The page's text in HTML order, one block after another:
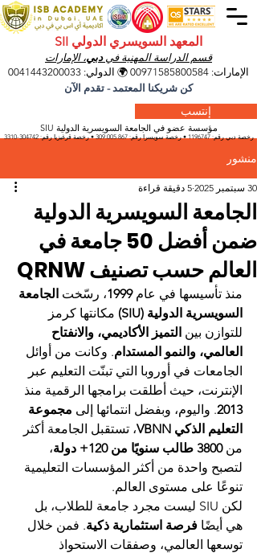
المعهد السويسري الدولي SII
قسم الدراسة المهنية فيدبي، الإمارات
إنتسب
مؤسسة عضو في الجامعة السويسرية الدولية SIU
رخصة دبي رقم:1196747• رخصة سويسرا رقم:309.005.867• رخصة قرغيزيارقم:304742-3310
الإمارات: 00971585800584 🌍 الدولي: 0041443200033
كن شريكنا المعتمد - تقدم الآن
منشور
الجامعة السويسرية الدولية
ضمن أفضل 50 جامعة في
العالم حسب تصنيف QRNW
30 سبتمبر 2025 5 دقيقة قراءة
منذ تأسيسها في عام 1999، رسّخت الجامعة
السويسرية الدولية (SIU)
مكانتها كرمز
للتوازن بين التميز الأكاديمي، والانفتاح
العالمي، والنمو المستدام. وكانت من أوائل
الجامعات في أوروبا التي تبنّت التعليم عبر
الإنترنت، حيث أطلقت برامجها الرقمية منذ
2013. واليوم، وبفضل انتمائها إلى مجموعة
التعليم الذكي VBNN
، تستقبل الجامعة أكثر
من 3800 طالب سنويًا من 120+ دولة
،
لتصبح واحدة من أكثر المؤسسات التعليمية
تنوعًا على مستوى العالم.
لكن SIU ليست مجرد جامعة للطلاب، بل
هي أيضًا فرصة استثمارية ذكية. فمن خلال
توسعها العالمي، وصفقات الاستحواذ